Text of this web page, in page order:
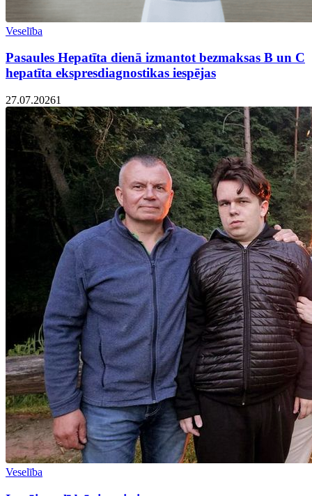
Veselība
Pasaules Hepatīta dienā izmantot bezmaksas B un C
hepatīta ekspresdiagnostikas iespējas
27.07.20261
Veselība